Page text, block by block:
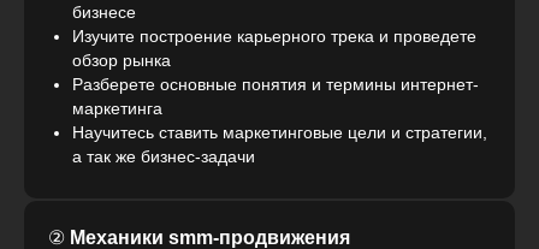
бизнесе
Изучите построение карьерного трека и проведете
обзор рынка
Разберете основные понятия и термины интернет-
маркетинга
Научитесь ставить маркетинговые цели и стратегии,
а так же бизнес-задачи
② Механики smm-продвижения